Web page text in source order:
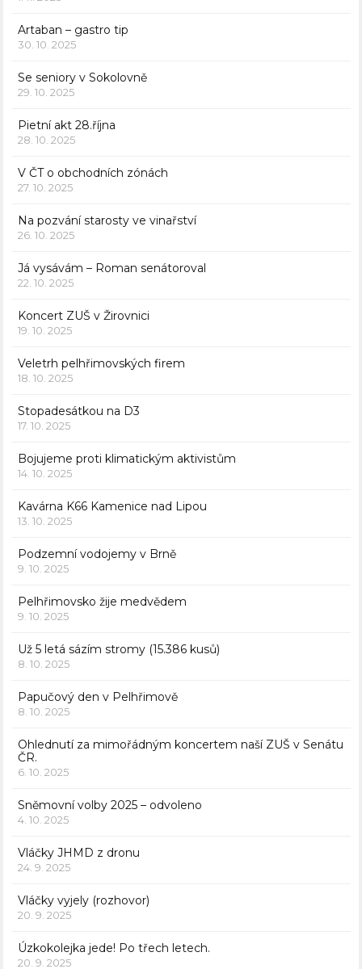
Artaban – gastro tip
30. 10. 2025
Se seniory v Sokolovně
29. 10. 2025
Pietní akt 28.října
28. 10. 2025
V ČT o obchodních zónách
27. 10. 2025
Na pozvání starosty ve vinařství
26. 10. 2025
Já vysávám – Roman senátoroval
22. 10. 2025
Koncert ZUŠ v Žirovnici
19. 10. 2025
Veletrh pelhřimovských firem
18. 10. 2025
Stopadesátkou na D3
17. 10. 2025
Bojujeme proti klimatickým aktivistům
14. 10. 2025
Kavárna K66 Kamenice nad Lipou
13. 10. 2025
Podzemní vodojemy v Brně
9. 10. 2025
Pelhřimovsko žije medvědem
9. 10. 2025
Už 5 letá sázím stromy (15.386 kusů)
8. 10. 2025
Papučový den v Pelhřimově
8. 10. 2025
Ohlednutí za mimořádným koncertem naší ZUŠ v Senátu
ČR.
6. 10. 2025
Sněmovní volby 2025 – odvoleno
4. 10. 2025
Vláčky JHMD z dronu
24. 9. 2025
Vláčky vyjely (rozhovor)
20. 9. 2025
Úzkokolejka jede! Po třech letech.
20. 9. 2025